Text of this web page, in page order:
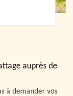
auprès de
à demander vos